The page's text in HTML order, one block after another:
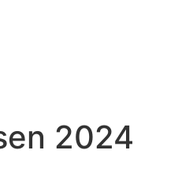
2024